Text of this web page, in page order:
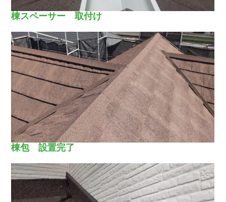
棟スペーサー 取付け
棟包 設置完了